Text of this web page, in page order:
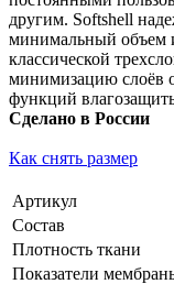
другим. Softshell
минимальный объем
классической
минимизацию слоёв
функций
Сделано в России
Как снять размер
Артикул
Состав
Плотность ткани
Показатели